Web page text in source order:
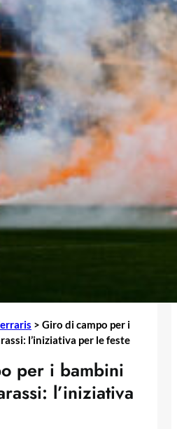
> Giro di campo per i
l’iniziativa per le feste
per i bambini
l’iniziativa